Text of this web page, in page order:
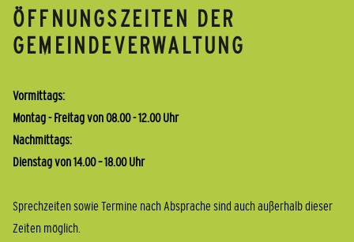
ÖFFNUNGSZEITEN DER
GEMEINDEVERWALTUNG
Vormittags:
Montag - Freitag von 08.00 - 12.00 Uhr
Nachmittags:
Dienstag von 14.00 – 18.00 Uhr
Sprechzeiten sowie Termine nach Absprache sind auch außerhalb dieser
Zeiten möglich.